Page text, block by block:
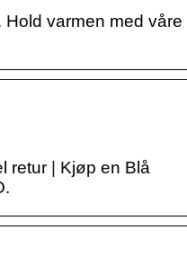
varmen med våre
retur | Kjøp en Blå